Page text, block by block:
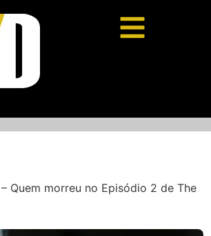
– Quem morreu no Episódio 2 de The